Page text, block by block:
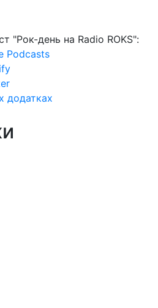
"Рок-день на Radio ROKS":
Podcasts
додатках